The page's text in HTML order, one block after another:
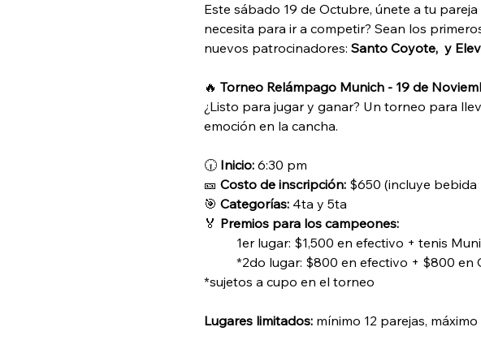
Este sábado 19 de Octubre, únete a tu
necesita para ir a competir? Sean los
nuevos patrocinadores: Santo Coyote,  y
🔥 Torneo Relámpago Munich - 19 de
¿Listo para jugar y ganar? Un torneo para
emoción en la cancha.
🕡 Inicio: 6:30 pm
🎫 Costo de inscripción: $650 (incluye bebida
🎯 Categorías: 4ta y 5ta
🏅 Premios para los campeones:
1er lugar: $1,500 en efectivo + tenis
*2do lugar: $800 en efectivo + $800
*sujetos a cupo en el torneo
Lugares limitados: mínimo 12 parejas,